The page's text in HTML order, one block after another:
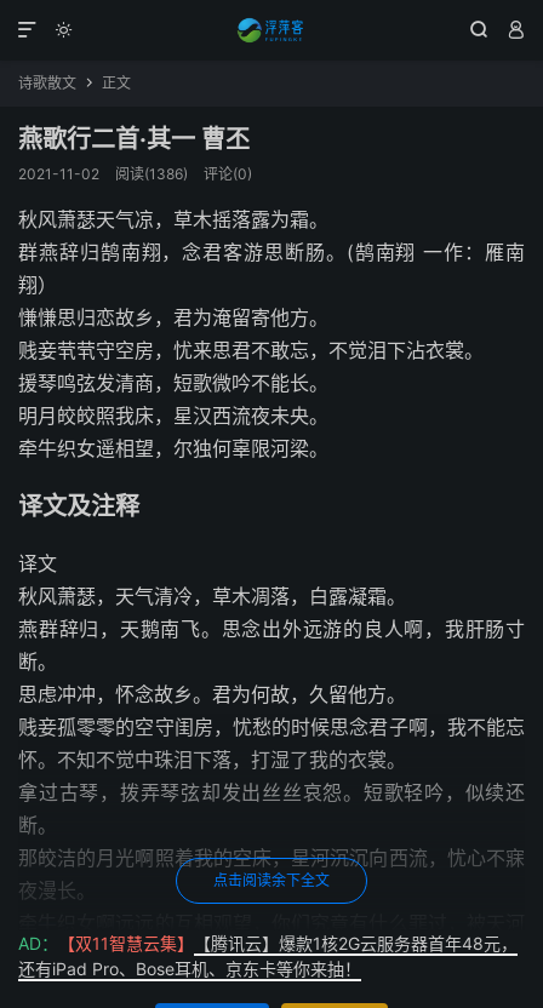

 

诗歌散文  正文
燕歌行二首·其一 曹丕
2021-11-02 阅读(1386) 评论(0)
秋风萧瑟天气凉，草木摇落露为霜。
群燕辞归鹄南翔，念君客游思断肠。(鹄南翔 一作：雁南
翔）
慊慊思归恋故乡，君为淹留寄他方。
贱妾茕茕守空房，忧来思君不敢忘，不觉泪下沾衣裳。
援琴鸣弦发清商，短歌微吟不能长。
明月皎皎照我床，星汉西流夜未央。
牵牛织女遥相望，尔独何辜限河梁。
译文及注释
译文
秋风萧瑟，天气清冷，草木凋落，白露凝霜。
燕群辞归，天鹅南飞。思念出外远游的良人啊，我肝肠寸
断。
思虑冲冲，怀念故乡。君为何故，久留他方。
贱妾孤零零的空守闺房，忧愁的时候思念君子啊，我不能忘
怀。不知不觉中珠泪下落，打湿了我的衣裳。
拿过古琴，拨弄琴弦却发出丝丝哀怨。短歌轻吟，似续还
断。
那皎洁的月光啊照着我的空床，星河沉沉向西流，忧心不寐
夜漫长。
阻挡。
点击阅读余下全文
AD： 【双11智慧云集】
【腾讯云】爆款1核2G云服务器首年48元，
还有iPad Pro、Bose耳机、京东卡等你来抽！